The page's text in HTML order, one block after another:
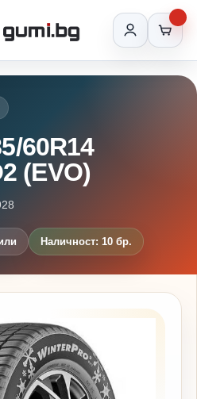
60R14
(EVO)
Наличност: 10 бр.